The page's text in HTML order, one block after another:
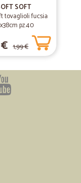
introvabile dove
di giorni...
SOFT
tovaglioli fucsia
pz.40
1,99 €